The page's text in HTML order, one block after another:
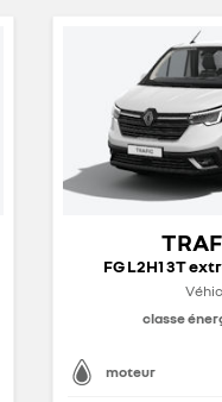
FG L2H1 3T
classe
moteur